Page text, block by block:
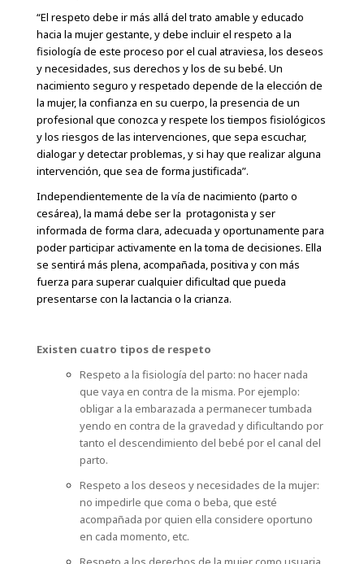
“El respeto debe ir más allá del trato amable y educado
hacia la mujer gestante, y debe incluir el respeto a la
fisiología de este proceso por el cual atraviesa, los deseos
y necesidades, sus derechos y los de su bebé. Un
nacimiento seguro y respetado depende de la elección de
la mujer, la confianza en su cuerpo, la presencia de un
profesional que conozca y respete los tiempos fisiológicos
y los riesgos de las intervenciones, que sepa escuchar,
dialogar y detectar problemas, y si hay que realizar alguna
intervención, que sea de forma justificada”.
Independientemente de la vía de nacimiento (parto o
cesárea), la mamá debe ser la protagonista y ser
informada de forma clara, adecuada y oportunamente para
poder participar activamente en la toma de decisiones. Ella
se sentirá más plena, acompañada, positiva y con más
fuerza para superar cualquier dificultad que pueda
presentarse con la lactancia o la crianza.
Existen cuatro tipos de respeto
Respeto a la fisiología del parto: no hacer nada
que vaya en contra de la misma. Por ejemplo:
obligar a la embarazada a permanecer tumbada
yendo en contra de la gravedad y dificultando por
tanto el descendimiento del bebé por el canal del
parto.
Respeto a los deseos y necesidades de la mujer:
no impedirle que coma o beba, que esté
acompañada por quien ella considere oportuno
en cada momento, etc.